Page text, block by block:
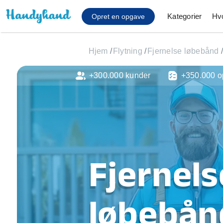
Opret en opgave Kategorier
Affaldsfjernelse
Afhentning af
Anlæg af terrasse
Cykel reparation
Flyttehjælp
Gulvlaminering
Hårde hvidevare
Hjælp til mobil, pc,
Installation af
Møbelsamling og
Ophængning af
Hjem / Flytning / Fjernelse løbebånd /
+300.000 kunder +350.000